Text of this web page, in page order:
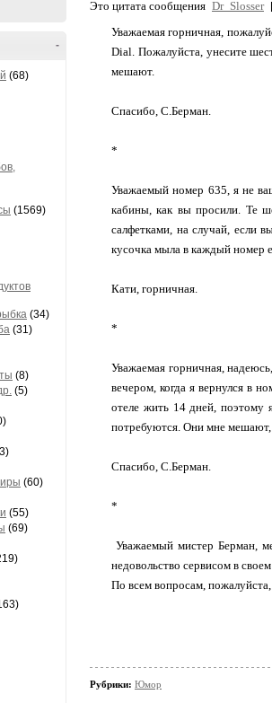
-
(68)
(1569)
(34)
(31)
(8)
(5)
(60)
(55)
(69)
Это цитата сообщения Dr_Slosser
Уважаемая горничная,
Dial. Пожалуйста, унесите
мешают.
Спасибо, С.Берман.
*
Уважаемый номер 635, я не
кабины, как вы просили. Те
салфетками, на случай, если
кусочка мыла в каждый номер
Кати, горничная.
*
Уважаемая горничная,
вечером, когда я вернулся в
отеле жить 14 дней, поэтому
потребуются. Они мне мешают,
Спасибо, С.Берман.
*
Уважаемый мистер Берман,
недовольство сервисом в
По всем вопросам,
Рубрики: Юмор